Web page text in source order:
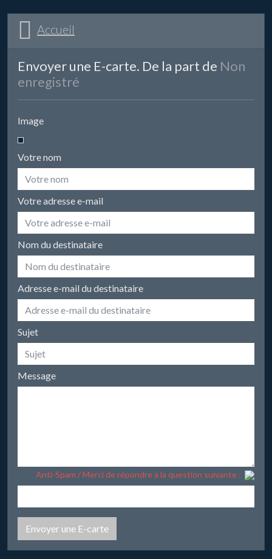
Accueil
Envoyer une E-carte. De la part de Non
enregistré
Image
Votre nom
Votre adresse e-mail
Nom du destinataire
Adresse e-mail du destinataire
Sujet
Message
Anti-Spam / Merci de répondre à la question suivante :
Envoyer une E-carte